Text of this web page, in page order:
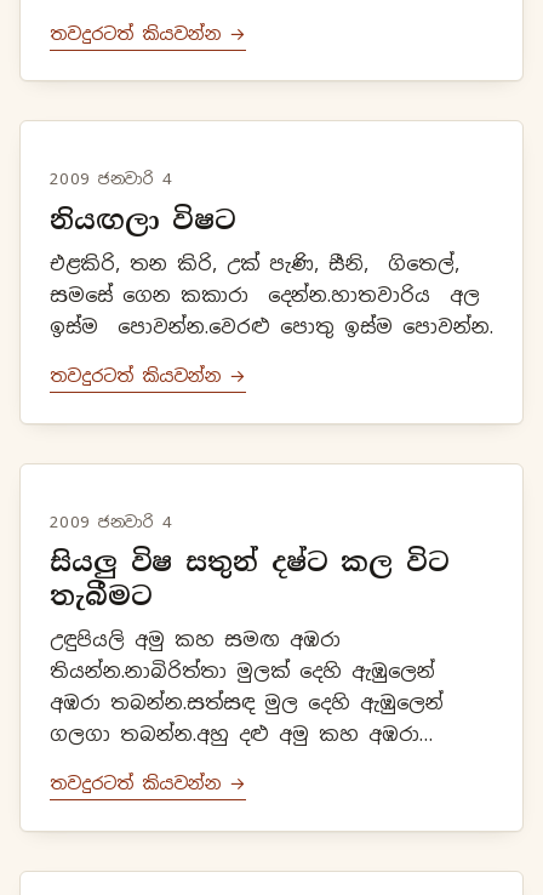
තවදුරටත් කියවන්න →
2009 ජනවාරි 4
නියඟලා විෂට
එළකිරි, තන කිරි, උක් පැණි, සීනි, ගිතෙල්,
සමසේ ගෙන කකාරා දෙන්න.හාතවාරිය අල
ඉස්ම පොවන්න.වෙරළු පොතු ඉස්ම පොවන්න.
තවදුරටත් කියවන්න →
2009 ජනවාරි 4
සියලු විෂ සතුන් දෂ්ට කල විට
තැබීමට
උඳුපියලි අමු කහ සමඟ අඹරා
තියන්න.නාබිරිත්තා මුලක් දෙහි ඇඹුලෙන්
අඹරා තබන්න.සත්සඳ මුල දෙහි ඇඹුලෙන්
ගලගා තබන්න.අහු දළු අමු කහ අඹරා
තබන්න.වරා කොළ නර මුත්‍රයෙන් අඹරා
ගාන්න.
තවදුරටත් කියවන්න →